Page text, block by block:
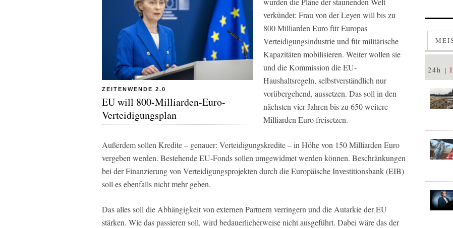
ZEITENWENDE 2.0
EU will 800-Milliarden-Euro-
Verteidigungsplan
verkündet: Frau von der Leyen will bis zu
800 Milliarden Euro für Europas
Verteidigungsindustrie und für militärische
Kapazitäten mobilisieren. Weiter wollen sie
und die Kommission die EU-
Haushaltsregeln, selbstverständlich nur
vorübergehend, aussetzen. Das soll in den
nächsten vier Jahren bis zu 650 weitere
Milliarden Euro freisetzen.
Außerdem sollen Kredite – genauer: Verteidigungskredite – in Höhe von 150 Milliarden Euro
vergeben werden. Bestehende EU-Fonds sollen umgewidmet werden können. Beschränkungen
bei der Finanzierung von Verteidigungsprojekten durch die Europäische Investitionsbank (EIB)
soll es ebenfalls nicht mehr geben.
Das alles soll die Abhängigkeit von externen Partnern verringern und die Autarkie der EU
stärken. Wie das passieren soll, wird bedauerlicherweise nicht ausgeführt. Dabei wäre das der
24h